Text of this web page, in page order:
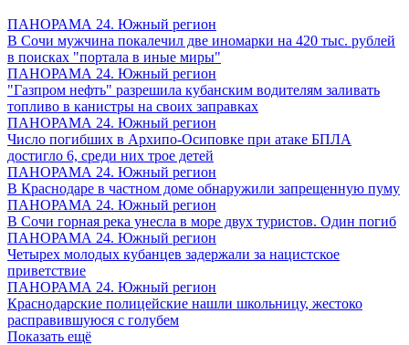
ПАНОРАМА 24. Южный регион
В Сочи мужчина покалечил две иномарки на 420 тыс. рублей
в поисках "портала в иные миры"
ПАНОРАМА 24. Южный регион
"Газпром нефть" разрешила кубанским водителям заливать
топливо в канистры на своих заправках
ПАНОРАМА 24. Южный регион
Число погибших в Архипо-Осиповке при атаке БПЛА
достигло 6, среди них трое детей
ПАНОРАМА 24. Южный регион
В Краснодаре в частном доме обнаружили запрещенную пуму
ПАНОРАМА 24. Южный регион
В Сочи горная река унесла в море двух туристов. Один погиб
ПАНОРАМА 24. Южный регион
Четырех молодых кубанцев задержали за нацистское
приветствие
ПАНОРАМА 24. Южный регион
Краснодарские полицейские нашли школьницу, жестоко
расправившуюся с голубем
Показать ещё